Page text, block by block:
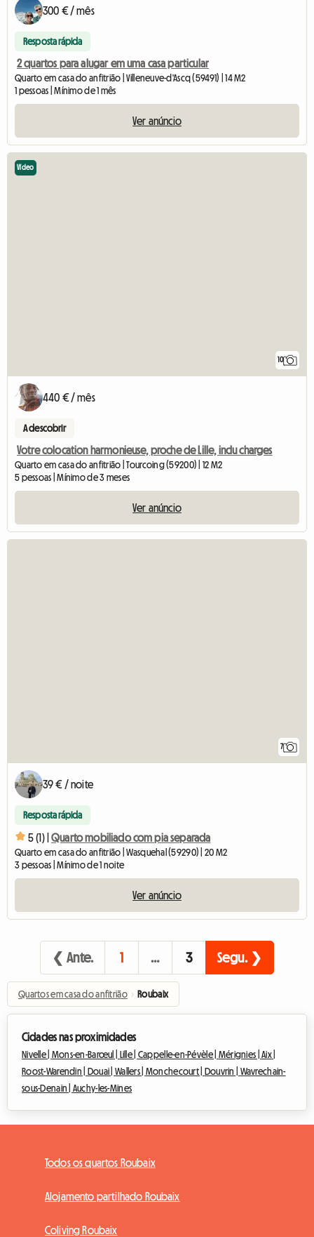
300 € / mês
Resposta rápida
2 quartos para alugar em uma casa particular
Quarto em casa do anfitrião | Villeneuve-d'Ascq (59491) | 14 M2
1 pessoas | Mínimo de 1 mês
Ver anúncio
10
Vídeo
440 € / mês
A descobrir
Votre colocation harmonieuse, proche de Lille, inclu charges
Quarto em casa do anfitrião | Tourcoing (59200) | 12 M2
5 pessoas | Mínimo de 3 meses
Ver anúncio
7
39 € / noite
Resposta rápida
5 (1) | Quarto mobiliado com pia separada
Quarto em casa do anfitrião | Wasquehal (59290) | 20 M2
3 pessoas | Mínimo de 1 noite
Ver anúncio
❮ Ante. 1 … 3 Segu. ❯
Quartos em casa do anfitrião › Roubaix
Cidades nas proximidades
Nivelle | Mons-en-Barœul | Lille | Cappelle-en-Pévèle | Mérignies |Aix |
Roost-Warendin |
Douai |Wallers | Monchecourt | Douvrin | Wavrechain-
sous-Denain | Auchy-les-Mines
Todos os quartos Roubaix
Alojamento partilhado Roubaix
Coliving Roubaix